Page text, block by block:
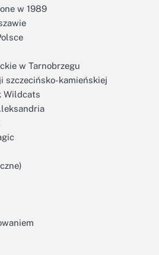
w 1989
w Tarnobrzegu
szczecińsko-kamieńskiej
Wildcats